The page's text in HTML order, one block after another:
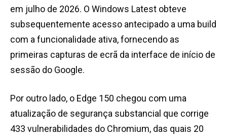
em julho de 2026. O Windows Latest obteve
subsequentemente acesso antecipado a uma build
com a funcionalidade ativa, fornecendo as
primeiras capturas de ecrã da interface de início de
sessão do Google.
Por outro lado, o Edge 150 chegou com uma
atualização de segurança substancial que corrige
433 vulnerabilidades do Chromium, das quais 20